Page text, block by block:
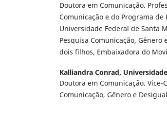
Doutora em Comunicação.
Comunicação e do Programa de
Universidade Federal de Santa
Pesquisa Comunicação, Gênero
dois filhos, Embaixadora do
Kalliandra Conrad,
Doutora em Comunicação.
Comunicação, Gênero e